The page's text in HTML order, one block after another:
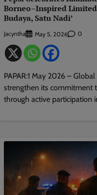
Borneo–Inspired
Budaya, Satu Nadi’
Jacyntha May 5, 2026 0
PAPAR:1 May 2026 –
strengthen its commitment
through active participation